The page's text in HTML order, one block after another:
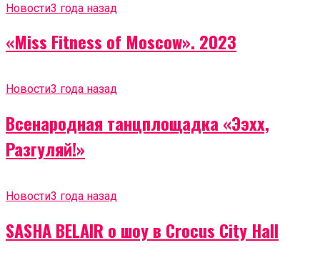
Новости3 года назад
«Miss Fitness of Moscow». 2023
Новости3 года назад
Всенародная танцплощадка «Ээхх,
Разгуляй!»
Новости3 года назад
SASHA BELAIR о шоу в Crocus City Hall